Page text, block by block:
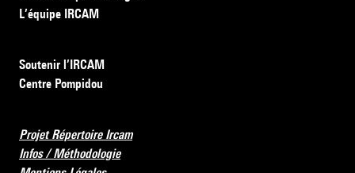
L’équipe IRCAM
Soutenir l’IRCAM
Centre Pompidou
Projet Répertoire Ircam
Infos / Méthodologie